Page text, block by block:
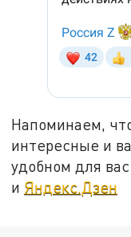
Напоминаем,
интересные и
удобном для
и Яндекс.Дзен